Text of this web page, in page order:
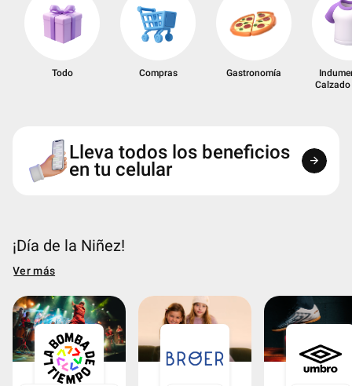
Todo Compras Gastronomía
Lleva todos los beneficios
en tu celular arrow_forward
¡Día de la Niñez!
Ver más